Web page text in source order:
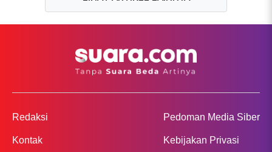
Redaksi
Kontak
Pedoman Media Siber
Kebijakan Privasi